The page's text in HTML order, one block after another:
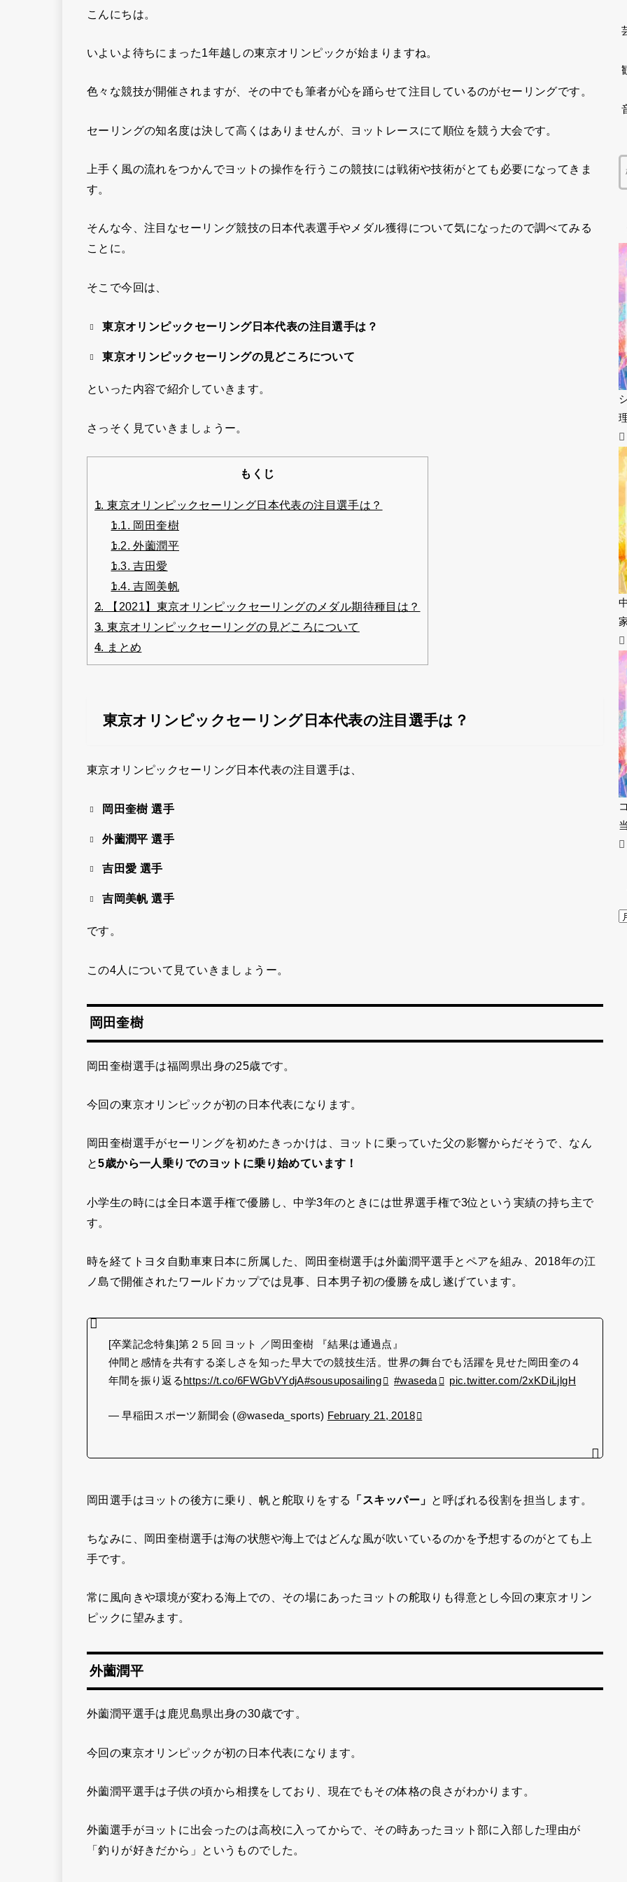
こんにちは。
いよいよ待ちにまった1年越しの東京オリンピックが始まりますね。
色々な競技が開催されますが、その中でも筆者が心を踊らせて注目しているのがセーリングです。
セーリングの知名度は決して高くはありませんが、ヨットレースにて順位を競う大会です。
上手く風の流れをつかんでヨットの操作を行うこの競技には戦術や技術がとても必要になってきま
す。
そんな今、注目なセーリング競技の日本代表選手やメダル獲得について気になったので調べてみる
ことに。
そこで今回は、
東京オリンピックセーリング日本代表の注目選手は？
東京オリンピックセーリングの見どころについて
といった内容で紹介していきます。
さっそく見ていきましょうー。
もくじ
1. 東京オリンピックセーリング日本代表の注目選手は？
1.1. 岡田奎樹
1.2. 外薗潤平
1.3. 吉田愛
1.4. 吉岡美帆
2.
【2021】東京オリンピックセーリングのメダル期待種目は？
3. 東京オリンピックセーリングの見どころについて
4. まとめ
東京オリンピックセーリング日本代表の注目選手は？
東京オリンピックセーリング日本代表の注目選手は、
岡田奎樹 選手
外薗潤平 選手
吉田愛 選手
吉岡美帆 選手
です。
この4人について見ていきましょうー。
岡田奎樹
岡田奎樹選手は福岡県出身の25歳です。
今回の東京オリンピックが初の日本代表になります。
岡田奎樹選手がセーリングを初めたきっかけは、ヨットに乗っていた父の影響からだそうで、なん
と5歳から一人乗りでのヨットに乗り始めています！
小学生の時には全日本選手権で優勝し、中学3年のときには世界選手権で3位という実績の持ち主で
す。
時を経てトヨタ自動車東日本に所属した、岡田奎樹選手は外薗潤平選手とペアを組み、2018年の江
ノ島で開催されたワールドカップでは見事、日本男子初の優勝を成し遂げています。
[卒業記念特集]第２５回 ヨット ／岡田奎樹 『結果は通過点』
仲間と感情を共有する楽しさを知った早大での競技生活。世界の舞台でも活躍を見せた岡田奎の４
年間を振り返る https://t.co/6FWGbVYdjA#sousuposailing #waseda pic.twitter.com/2xKDiLjlgH
— 早稲田スポーツ新聞会 (@waseda_sports) February 21, 2018
岡田選手はヨットの後方に乗り、帆と舵取りをする 「スキッパー」 と呼ばれる役割を担当します。
ちなみに、岡田奎樹選手は海の状態や海上ではどんな風が吹いているのかを予想するのがとても上
手です。
常に風向きや環境が変わる海上での、その場にあったヨットの舵取りも得意とし今回の東京オリン
ピックに望みます。
外薗潤平
外薗潤平選手は鹿児島県出身の30歳です。
今回の東京オリンピックが初の日本代表になります。
外薗潤平選手は子供の頃から相撲をしており、現在でもその体格の良さがわかります。
外薗選手がヨットに出会ったのは高校に入ってからで、その時あったヨット部に入部した理由が
「釣りが好きだから」というものでした。